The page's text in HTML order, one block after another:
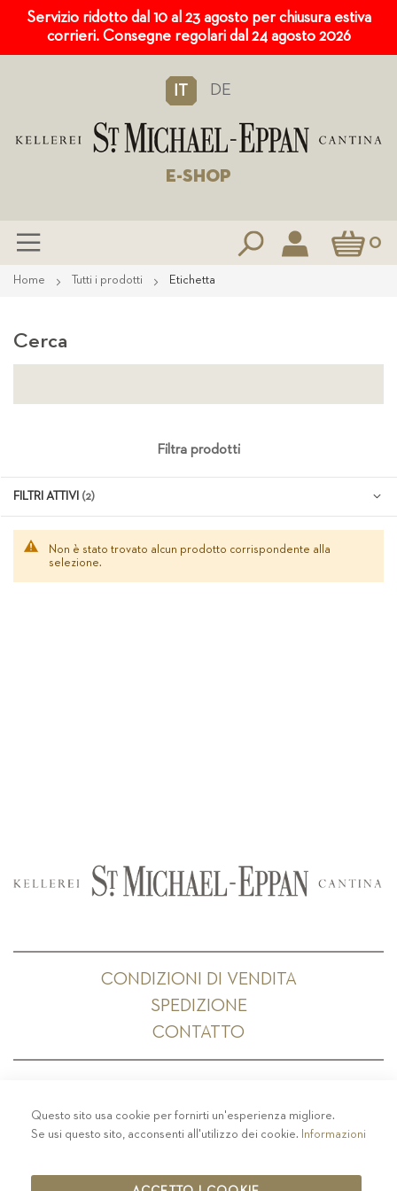
Servizio ridotto dal 10 al 23 agosto per chiusura estiva
corrieri. Consegne regolari dal 24 agosto 2026
IT DE
E-SHOP
Carrello0
Salta
Home Tutti i prodotti Etichetta
Non è stato trovato alcun prodotto corrispondente alla
selezione.
Cerca
Filtra prodotti
FILTRI ATTIVI
CONDIZIONI DI VENDITA
SPEDIZIONE
CONTATTO
PRIVACY-COLOPHON - COOKIE POLICY
CODICE ETICO
Questo sito usa cookie per fornirti un'esperienza migliore.
Se usi questo sito, acconsenti all'utilizzo dei cookie. Informazioni